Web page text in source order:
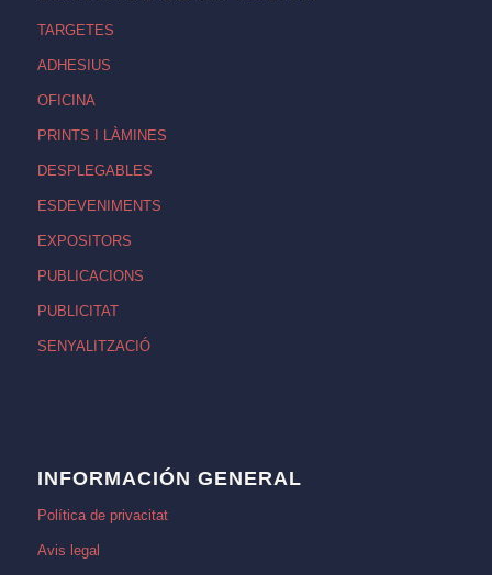
TARGETES
ADHESIUS
OFICINA
PRINTS I LÀMINES
DESPLEGABLES
ESDEVENIMENTS
EXPOSITORS
PUBLICACIONS
PUBLICITAT
SENYALITZACIÓ
INFORMACIÓN GENERAL
Política de privacitat
Avis legal